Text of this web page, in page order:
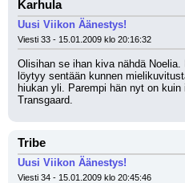
Karhula
Uusi Viikon Äänestys!
Viesti 33 - 15.01.2009 klo 20:16:32
Olisihan se ihan kiva nähdä
löytyy sentään kunnen
hiukan yli. Parempi hän nyt on
Transgaard.
Tribe
Uusi Viikon Äänestys!
Viesti 34 - 15.01.2009 klo 20:45:46